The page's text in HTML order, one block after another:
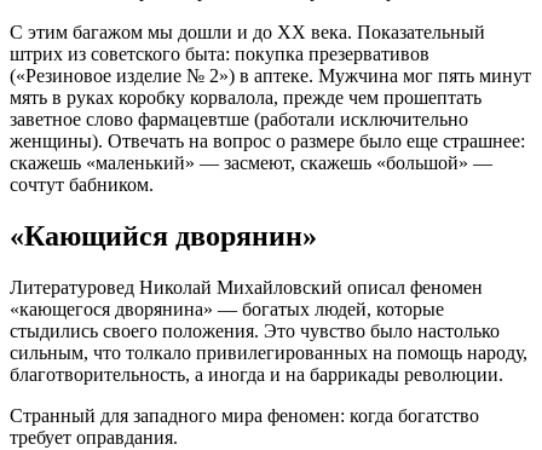
С этим багажом мы дошли и до XX века. Показательный
штрих из советского быта: покупка презервативов
(«Резиновое изделие № 2») в аптеке. Мужчина мог пять минут
мять в руках коробку корвалола, прежде чем прошептать
заветное слово фармацевтше (работали исключительно
женщины). Отвечать на вопрос о размере было еще страшнее:
скажешь «маленький» — засмеют, скажешь «большой» —
сочтут бабником.
«Кающийся дворянин»
Литературовед Николай Михайловский описал феномен
«кающегося дворянина» — богатых людей, которые
стыдились своего положения. Это чувство было настолько
сильным, что толкало привилегированных на помощь народу,
благотворительность, а иногда и на баррикады революции.
Странный для западного мира феномен: когда богатство
требует оправдания.